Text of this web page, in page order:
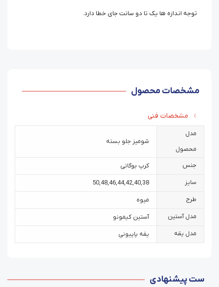
توجه اندازه ها یک تا دو سانت جای خطا دارد.
مشخصات محصول
مشخصات فنی
مدل
محصول
شومیز جلو بسته
جنس کرپ بوگاتی
سایز 38
,
40
,
42
,
44
,
46
,
48
,
50
طرح میوه
مدل آستین آستین کیمونو
مدل یقه یقه پاپیونی
ست پیشنهادی